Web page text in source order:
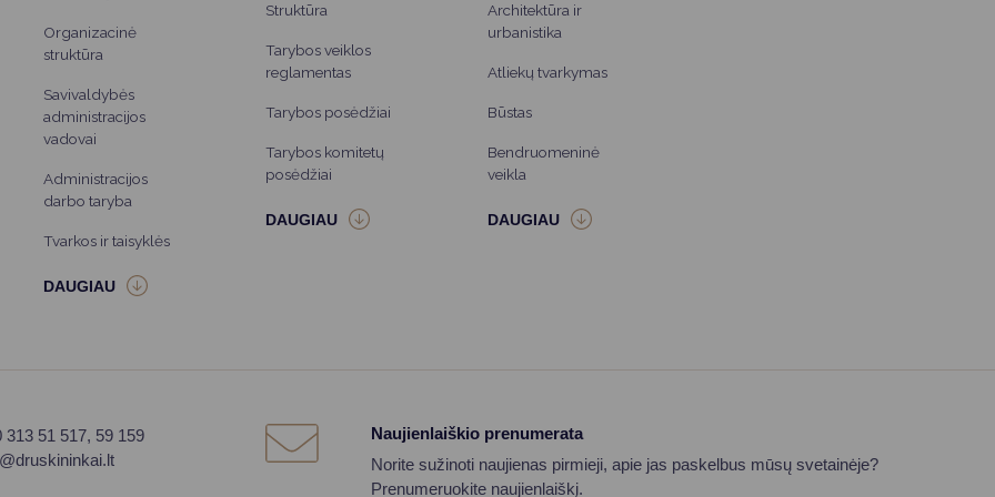
Organizacinė
struktūra
Savivaldybės
administracijos
vadovai
Administracijos
darbo taryba
Tvarkos ir taisyklės
Struktūra
Tarybos veiklos
reglamentas
Tarybos posėdžiai
Tarybos komitetų
posėdžiai
Architektūra ir
urbanistika
Atliekų tvarkymas
Būstas
Bendruomeninė
veikla
313 51 517, 59 159
Naujienlaiškio prenumerata
Norite sužinoti naujienas pirmieji, apie jas paskelbus mūsų svetainėje?
Prenumeruokite naujienlaiškį.